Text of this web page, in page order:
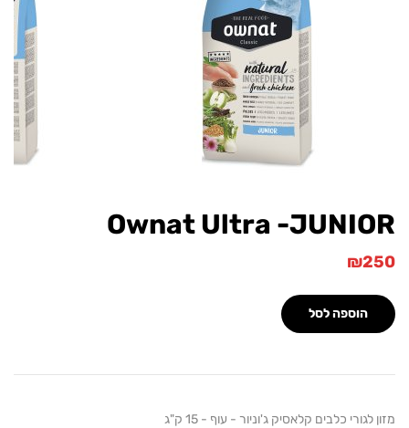
Ownat Ultra -
₪
לסל
כלבים קלאסיק ג'וניור - עוף - 15 ק"ג